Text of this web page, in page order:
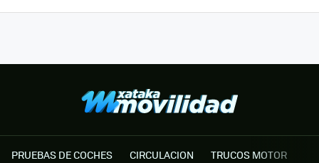
PRUEBAS DE COCHES CIRCULACION TRUCOS MOTOR